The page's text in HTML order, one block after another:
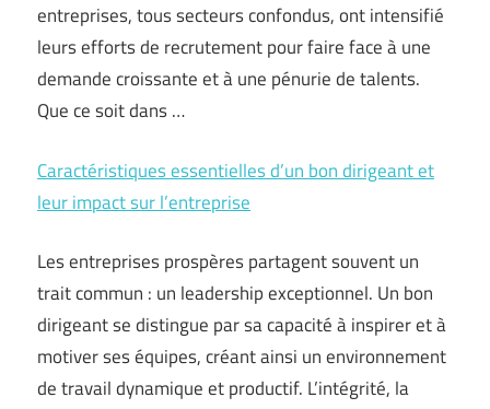
entreprises, tous secteurs confondus, ont intensifié
leurs efforts de recrutement pour faire face à une
demande croissante et à une pénurie de talents.
Que ce soit dans …
Caractéristiques essentielles d’un bon dirigeant et
leur impact sur l’entreprise
Les entreprises prospères partagent souvent un
trait commun : un leadership exceptionnel. Un bon
dirigeant se distingue par sa capacité à inspirer et à
motiver ses équipes, créant ainsi un environnement
de travail dynamique et productif. L’intégrité, la